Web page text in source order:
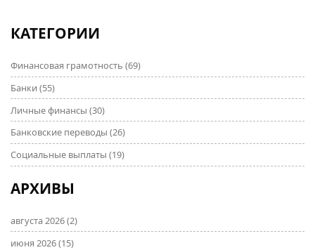
удобства, который предлагает цифровая экономика.
КАТЕГОРИИ
Финансовая грамотность (69)
Банки (55)
Личные финансы (30)
Банковские переводы (26)
Социальные выплаты (19)
АРХИВЫ
августа 2026(2)
июня 2026(15)